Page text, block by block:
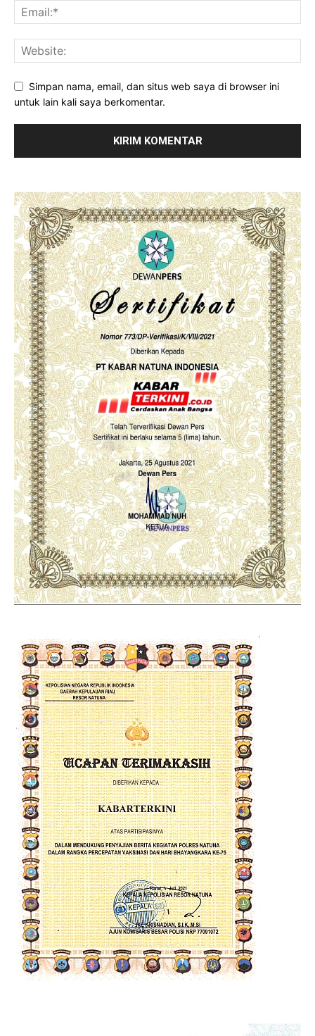
Simpan nama, email, dan situs web saya di browser ini
untuk lain kali saya berkomentar.